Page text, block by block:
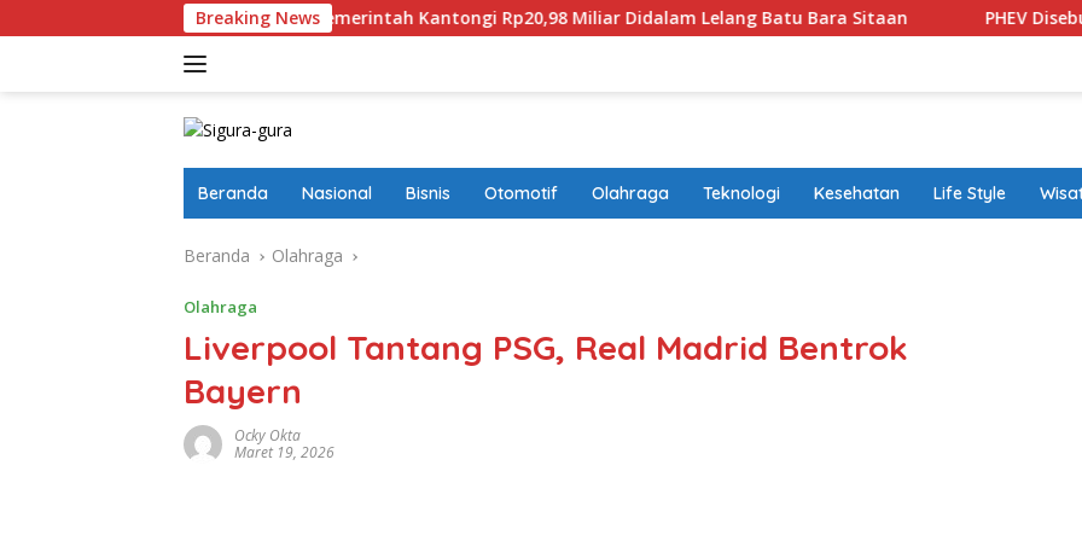
ke
Breaking News
Pemerintah Kantongi Rp20,98 Miliar Didalam Lelang Batu Bara Sitaan PHEV Disebut Solusi
Beranda Nasional Bisnis Otomotif Olahraga Teknologi Kesehatan Life Style
Beranda Olahraga
Olahraga
Liverpool Tantang PSG, Real Madrid Bentrok
Bayern
Ocky Okta
Maret 19, 2026